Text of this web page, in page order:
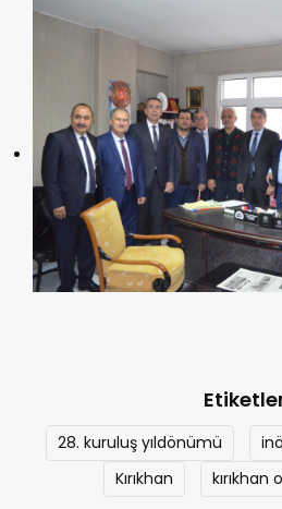
28. kuruluş yıldönümü
Kırıkhan
kırıkhan